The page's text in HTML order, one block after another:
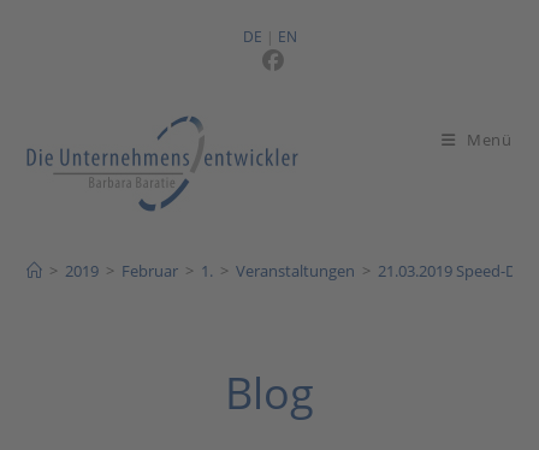
DE EN
Menü
Blog
> 2019 > Februar > 1. > Veranstaltungen > 21.03.2019 Speed-